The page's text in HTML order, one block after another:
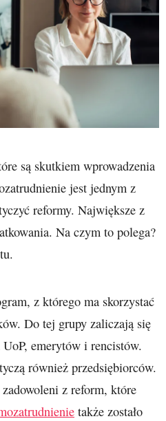
są skutkiem wprowadzenia
jest jednym z
reformy. Największe z
Na czym to polega?
z którego ma skorzystać
Do tej grupy zaliczają się
emerytów i rencistów.
również przedsiębiorców.
z reform, które
także zostało